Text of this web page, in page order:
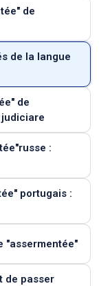
de
de la langue
de
:
portugais :
"assermentée"
de passer